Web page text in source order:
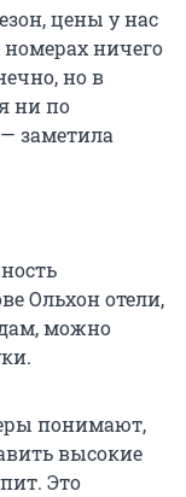
цены у нас
ничего
но в
ни по
заметила
Ольхон отели,
можно
понимают,
высокие
Это